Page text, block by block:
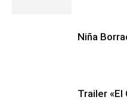
Niña
Trailer «El